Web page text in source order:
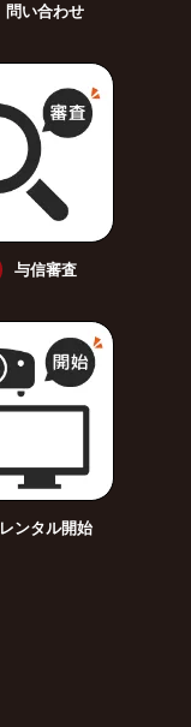
問い合わせ
与信審査
レンタル開始